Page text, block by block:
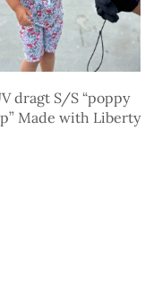
dragt S/S “poppy
Made with Liberty